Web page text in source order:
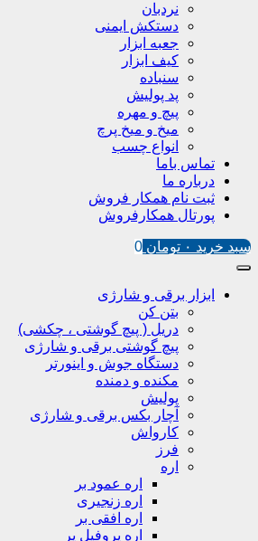
نردبان
دستکش ایمنی
جعبه ابزار
کیف ابزار
سنباده
پد پولیش
پیچ و مهره
میخ و میخ پرچ
انواع چسب
تماس باما
درباره ما
ثبت نام همکار فروش
پورتال همکارفروش
سبد خرید ۰ تومان 0
ابزار برقی و شارژی
بتن کن
دریل ( پیچ گوشتی ، چکشی)
پیچ گوشتی برقی و شارژی
دستگاه جوش و اینورتر
مکنده و دمنده
پولیش
آچار بکس برقی و شارژی
کارواش
فرز
اره
اره عمود بر
اره زنجیری
اره افقی بر
اره پروفیل پر